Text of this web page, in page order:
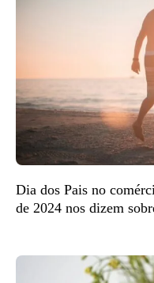
Dia dos Pais no
de 2024 nos dizem